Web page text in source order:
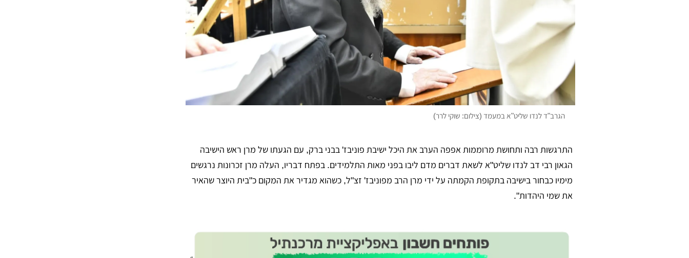
הגרב"ד לנדו שליט"א במעמד (צילום: שוקי לרר)
התרגשות רבה ותחושת מרוממות אפפה הערב את היכל ישיבת פוניבז' בבני ברק, עם הגעתו של מרן ראש הישיבה
הגאון רבי דב לנדו שליט"א לשאת דברים מדם ליבו בפני מאות התלמידים. בפתח דבריו, העלה מרן זכרונות נרגשים
מימיו כבחור בישיבה בתקופת הקמתה על ידי מרן הרב מפוניבז' זצ"ל, כשהוא מגדיר את המקום כ"בית היוצר שהאיר
את שמי היהדות".